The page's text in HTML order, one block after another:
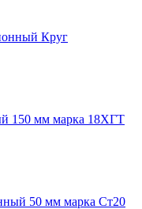
Круг
150 мм марка 18ХГТ
50 мм марка Ст20